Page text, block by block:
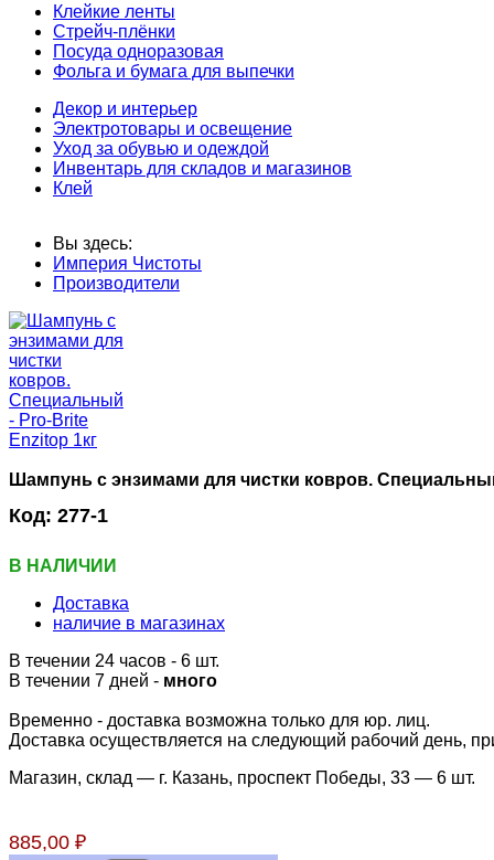
Клейкие ленты
Стрейч-плёнки
Посуда одноразовая
Фольга и бумага для выпечки
Декор и интерьер
Электротовары и освещение
Уход за обувью и одеждой
Инвентарь для складов и магазинов
Клей
Вы здесь:
Империя Чистоты
Производители
Шампунь с энзимами для чистки ковров.
Код: 277-1
В НАЛИЧИИ
Доставка
наличие в магазинах
В течении 24 часов - 6 шт.
В течении 7 дней - много
Временно - доставка возможна только для юр. лиц.
Доставка осуществляется на следующий рабочий день,
Магазин, склад — г. Казань, проспект Победы, 33 — 6 шт.
885,00 ₽